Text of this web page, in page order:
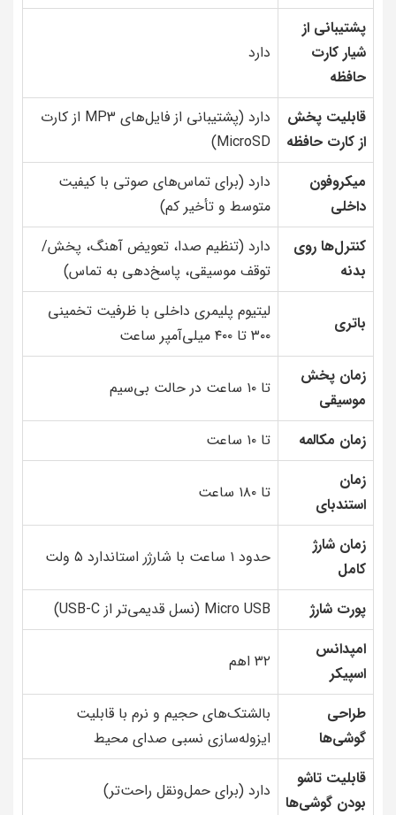
پشتیبانی از
شیار کارت
حافظه
دارد
قابلیت پخش
از کارت حافظه
دارد (پشتیبانی از فایل‌های MP3 از کارت
MicroSD)
میکروفون
داخلی
دارد (برای تماس‌های صوتی با کیفیت
متوسط و تأخیر کم)
کنترل‌ها روی
بدنه
دارد (تنظیم صدا، تعویض آهنگ، پخش/
توقف موسیقی، پاسخ‌دهی به تماس)
باتری
لیتیوم پلیمری داخلی با ظرفیت تخمینی
۳۰۰ تا ۴۰۰ میلی‌آمپر ساعت
زمان پخش
موسیقی
تا ۱۰ ساعت در حالت بی‌سیم
زمان مکالمه
تا ۱۰ ساعت
زمان
استندبای
تا ۱۸۰ ساعت
زمان شارژ
کامل
حدود ۱ ساعت با شارژر استاندارد ۵ ولت
پورت شارژ
Micro USB (نسل قدیمی‌تر از USB-C)
امپدانس
اسپیکر
۳۲ اهم
طراحی
گوشی‌ها
بالشتک‌های حجیم و نرم با قابلیت
ایزوله‌سازی نسبی صدای محیط
قابلیت تاشو
بودن گوشی‌ها
دارد (برای حمل‌ونقل راحت‌تر)